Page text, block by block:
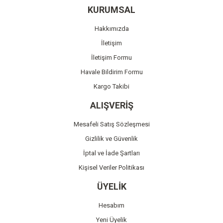
Ürün bilgilerinde hatalar bulunuyor.
Ürün fiyatı diğer sitelerden daha pahalı.
Bu ürüne benzer farklı alternatifler olmalı.
Gönder
KURUMSAL
Hakkımızda
İletişim
İletişim Formu
Havale Bildirim Formu
Kargo Takibi
ALIŞVERİŞ
Mesafeli Satış Sözleşmesi
Gizlilik ve Güvenlik
İptal ve İade Şartları
Kişisel Veriler Politikası
ÜYELİK
Hesabım
Yeni Üyelik